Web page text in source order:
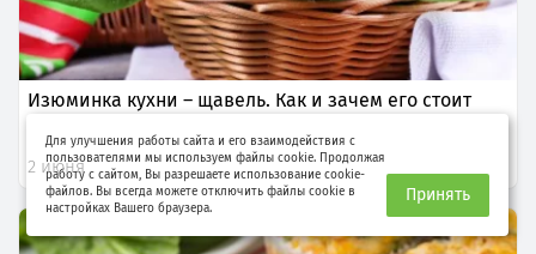
Изюминка кухни – щавель. Как и зачем его стоит
2 июня
Для улучшения работы сайта и его взаимодействия с
пользователями мы используем файлы cookie. Продолжая
работу с сайтом, Вы разрешаете использование cookie-
файлов. Вы всегда можете отключить файлы cookie в
настройках Вашего браузера.
Принять